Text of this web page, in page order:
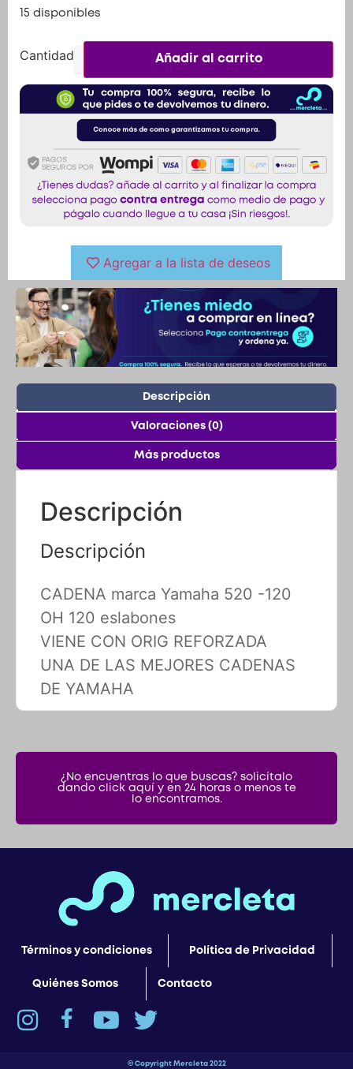
15 disponibles
Añadir al carrito
Agregar a la lista de deseos
Descripción
Valoraciones (0)
Más productos
Descripción
Descripción
CADENA marca Yamaha 520 -120
OH 120 eslabones
VIENE CON ORIG REFORZADA
UNA DE LAS MEJORES CADENAS
DE YAMAHA
¿No encuentras lo que buscas? solicítalo
dando click aquí y en 24 horas o menos te
lo encontramos.
Términos y condiciones Política de Privacidad
Quiénes Somos Contacto
© Copyright Mercleta 2022